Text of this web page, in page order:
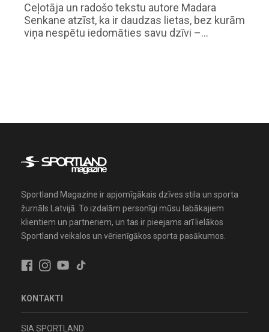
Ceļotāja un radošo tekstu autore Madara
Senkane atzīst, ka ir daudzas lietas, bez kurām
viņa nespētu iedomāties savu dzīvi –…
Sportland Magazine ir apjomīgākais dzīves stila un sporta
žurnāls Latvijā. To izdalām personīgi mūsu labākajiem
klientiem un partneriem, un tas ir pieejams arī lielākos
Sportland veikalos un vērienīgākos sporta pasākumos.
KONTAKTI
SIA SPORTLAND